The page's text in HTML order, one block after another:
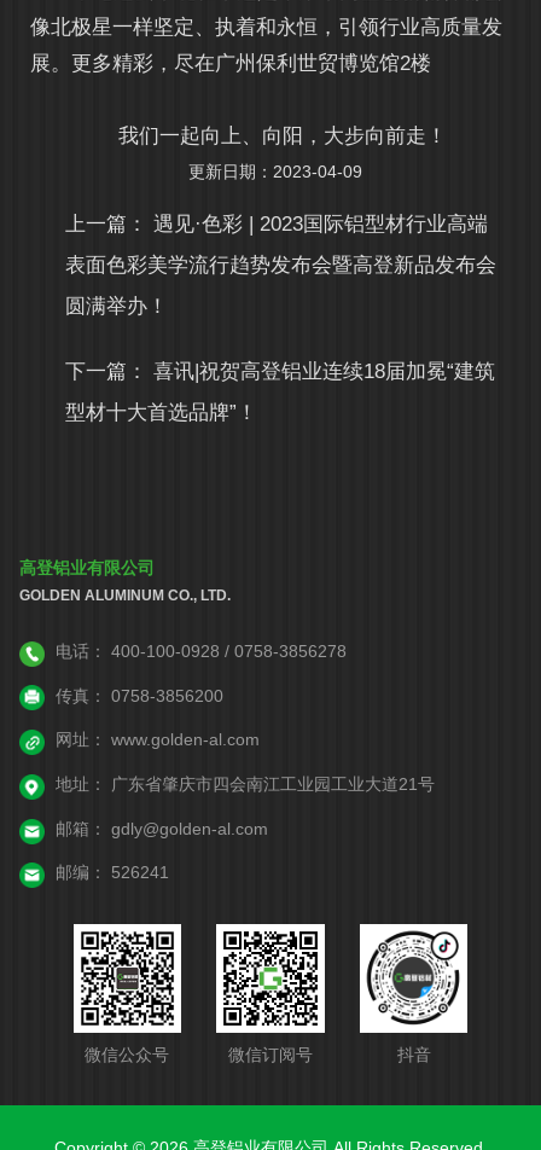
像北极星一样坚定、执着和永恒，引领行业高质量发
展。更多精彩，尽在广州保利世贸博览馆2楼
我们一起向上、向阳，大步向前走！
更新日期：2023-04-09
上一篇：遇见·色彩 | 2023国际铝型材行业高端
表面色彩美学流行趋势发布会暨高登新品发布会
圆满举办！
下一篇：喜讯|祝贺高登铝业连续18届加冕“建筑
型材十大首选品牌”！
高登铝业有限公司
GOLDEN ALUMINUM CO., LTD.
电话： 400-100-0928 / 0758-3856278
传真： 0758-3856200
网址： www.golden-al.com
地址： 广东省肇庆市四会南江工业园工业大道21号
邮箱： gdly@golden-al.com
邮编： 526241
微信公众号 微信订阅号 抖音